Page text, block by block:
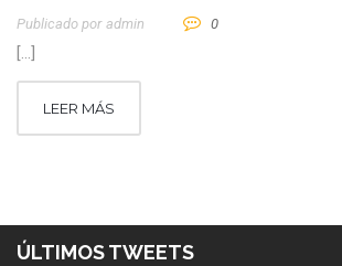
Publicado por Admin 0
[…]
LEER MÁS
ÚLTIMOS TWEETS